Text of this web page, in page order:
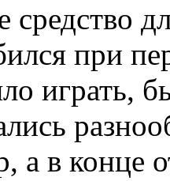
при
играть,
а в конце